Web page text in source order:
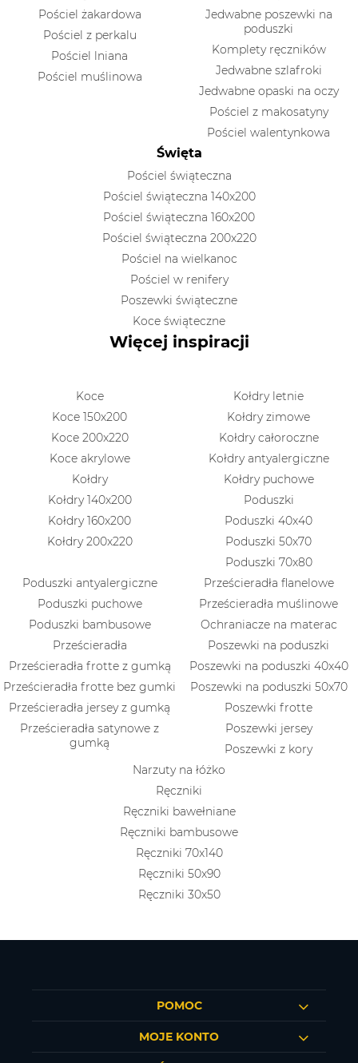
Pościel żakardowa
Pościel z perkalu
Pościel lniana
Pościel muślinowa
Jedwabne poszewki na
poduszki
Komplety ręczników
Jedwabne szlafroki
Jedwabne opaski na oczy
Pościel z makosatyny
Pościel walentynkowa
Święta
Pościel świąteczna
Pościel świąteczna 140x200
Pościel świąteczna 160x200
Pościel świąteczna 200x220
Pościel na wielkanoc
Pościel w renifery
Poszewki świąteczne
Koce świąteczne
Więcej inspiracji
Koce
Koce 150x200
Koce 200x220
Koce akrylowe
Kołdry
Kołdry 140x200
Kołdry 160x200
Kołdry 200x220
Kołdry letnie
Kołdry zimowe
Kołdry całoroczne
Kołdry antyalergiczne
Kołdry puchowe
Poduszki
Poduszki 40x40
Poduszki 50x70
Poduszki 70x80
Poduszki antyalergiczne
Poduszki puchowe
Poduszki bambusowe
Prześcieradła
Prześcieradła frotte z gumką
Prześcieradła frotte bez gumki
Prześcieradła jersey z gumką
Prześcieradła satynowe z
gumką
Prześcieradła flanelowe
Prześcieradła muślinowe
Ochraniacze na materac
Poszewki na poduszki
Poszewki na poduszki 40x40
Poszewki na poduszki 50x70
Poszewki frotte
Poszewki jersey
Poszewki z kory
Narzuty na łóżko
Ręczniki
Ręczniki bawełniane
Ręczniki bambusowe
Ręczniki 70x140
Ręczniki 50x90
Ręczniki 30x50
POMOC
MOJE KONTO